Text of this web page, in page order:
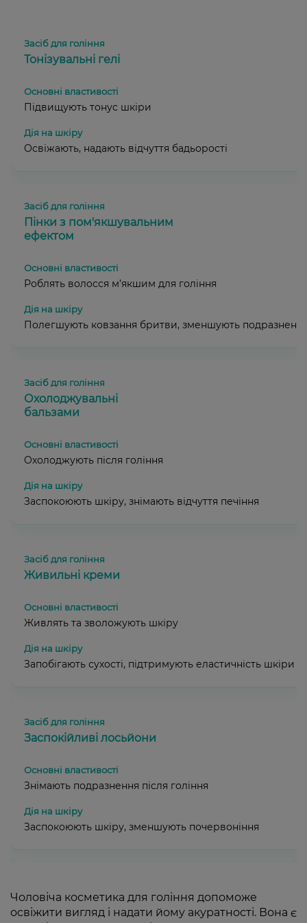
Тонізувальні гелі
Підвищують тонус шкіри
Освіжають, надають відчуття бадьорості
Пінки з пом'якшувальним
ефектом
Роблять волосся м’якшим для гоління
Полегшують ковзання бритви, зменшують
Охолоджувальні
бальзами
Охолоджують після гоління
Заспокоюють шкіру, знімають відчуття печіння
Живильні креми
Живлять та зволожують шкіру
Запобігають сухості, підтримують еластичність шкіри
Заспокійливі лосьйони
Знімають подразнення після гоління
Заспокоюють шкіру, зменшують почервоніння
Чоловіча косметика для гоління допоможе
освіжити вигляд і надати йому акуратності. Вона є